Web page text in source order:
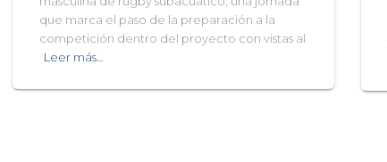
que marca el paso de la preparación a la
competición dentro del proyecto con vistas al
Leer más…